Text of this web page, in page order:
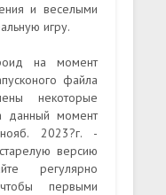
и веселыми
игру.
на момент
файла
некоторые
данный момент
2023?г. -
версию
регулярно
первыми